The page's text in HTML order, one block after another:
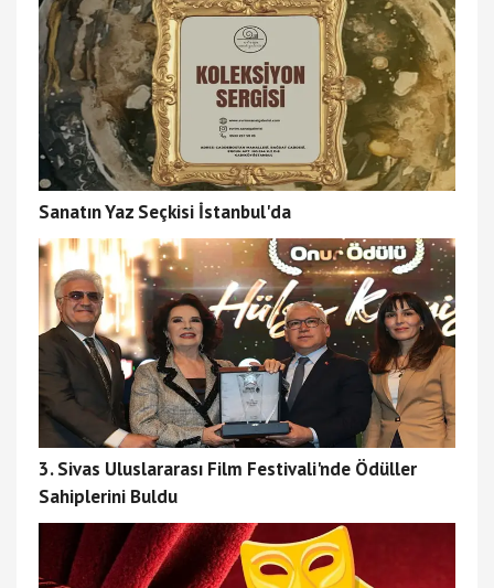
Sanatın Yaz Seçkisi İstanbul'da
3. Sivas Uluslararası Film Festivali'nde Ödüller
Sahiplerini Buldu